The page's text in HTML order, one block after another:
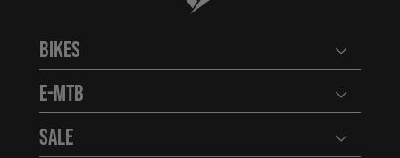
Bikes
E-MTB
Sale